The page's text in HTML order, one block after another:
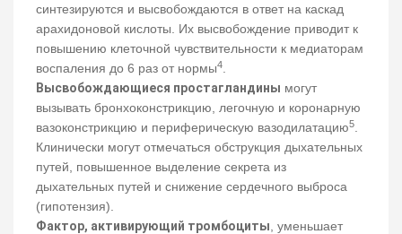
синтезируются и высвобождаются в ответ на каскад
арахидоновой кислоты. Их высвобождение приводит к
повышению клеточной чувствительности к медиаторам
воспаления до 6 раз от нормы4
Высвобождающиеся простагландины могут
вызывать бронхоконстрикцию, легочную и коронарную
вазоконстрикцию и периферическую вазодилатацию5
Клинически могут отмечаться обструкция дыхательных
путей, повышенное выделение секрета из
дыхательных путей и снижение сердечного выброса
(гипотензия).
Фактор, активирующий тромбоциты , уменьшает